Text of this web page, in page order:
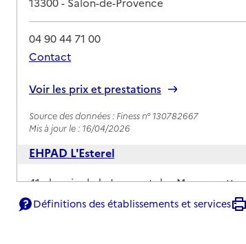
04 90 44 71 00
Contact
Voir les prix et prestations
Source des données : Finess n° 130782667
Mis à jour le : 16/04/2026
EHPAD L'Esterel
Adresse
41 chemin de la Lauze et des Massuguettes
13300-Salon-de-Provence
Définitions des établissements et services